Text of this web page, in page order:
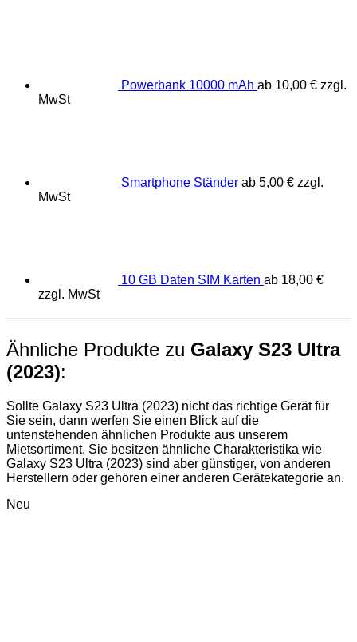
Powerbank 10000 mAh ab 10,00 € zzgl.
MwSt
Smartphone Ständer ab 5,00 € zzgl.
MwSt
10 GB Daten SIM Karten ab 18,00 €
zzgl. MwSt
Ähnliche Produkte zu Galaxy S23 Ultra
(2023):
Sollte Galaxy S23 Ultra (2023) nicht das richtige Gerät für
Sie sein, dann werfen Sie einen Blick auf die
untenstehenden ähnlichen Produkte aus unserem
Mietsortiment. Sie besitzen ähnliche Charakteristika wie
Galaxy S23 Ultra (2023) sind aber günstiger, von anderen
Herstellern oder gehören einer anderen Gerätekategorie an.
Neu